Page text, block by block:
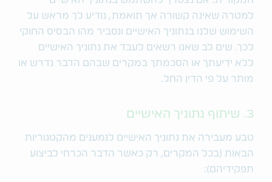
למטרה שאינה קשורה אך תואמת, נודיע לך מראש על
השימוש שלנו בנתוניך האישיים ונסביר מהו הבסיס החוקי
לכך. שים לב שאנו רשאים לעבד את נתוניך האישיים
ללא ידיעתך או הסכמתך במקרים שבהם הדבר נדרש או
מותר על פי הדין החל.
3. שיתוף נתוניך האישיים
טבע מעבירה את נתוניך האישיים לנמענים מהקטגוריות
הבאות (בכל המקרים, רק כאשר הדבר הכרחי לביצוע
תפקידיהם):